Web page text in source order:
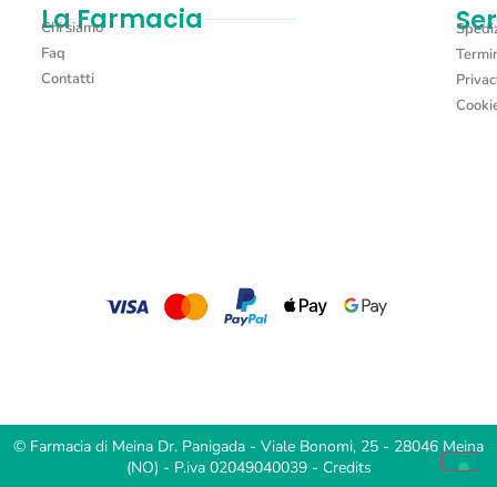
La Farmacia
Chi siamo
Faq
Contatti
© Farmacia di Meina Dr. Panigada - Viale Bonomi, 25 - 28046 Meina
(NO) - P.iva 02049040039 - Credits